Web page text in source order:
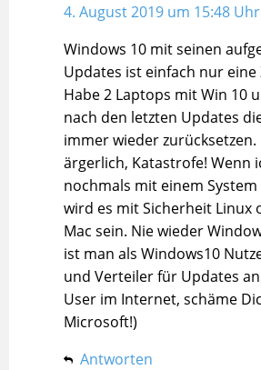
4. August 2019 um 15:48 Uhr
Windows 10 mit seinen
Updates ist einfach nur
Habe 2 Laptops mit Win 10
nach den letzten Updates
immer wieder
ärgerlich, Katastrofe! Wenn
nochmals mit einem
wird es mit Sicherheit Linux
Mac sein. Nie wieder
ist man als Windows10
und Verteiler für Updates
User im Internet, schäme
Microsoft!)
Antworten